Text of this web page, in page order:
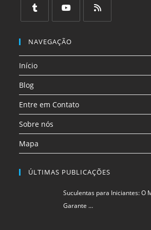
uma
aba
em
uma
aba
uma
em
nova
aba
em
aba
aba
NAVEGAÇÃO
Início
Blog
Entre em Contato
Sobre nós
Mapa
ÚLTIMAS PUBLICAÇÕES
Suculentas para Iniciantes: O
Garante …